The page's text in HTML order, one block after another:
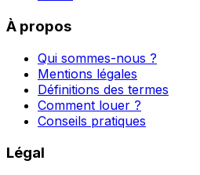
À propos
Qui sommes-nous ?
Mentions légales
Définitions des termes
Comment louer ?
Conseils pratiques
Légal